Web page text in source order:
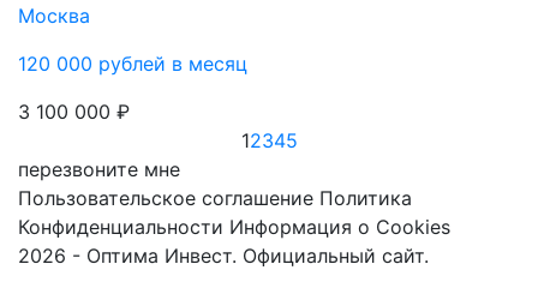
Москва
120 000 рублей в месяц
3 100 000 ₽
12345
перезвоните мне
Пользовательское соглашение Политика
Конфиденциальности Информация о Cookies
2026 - Оптима Инвест. Официальный сайт.